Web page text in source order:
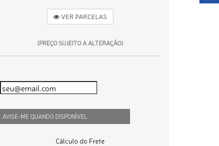
VER PARCELAS
(PREÇO SUJEITO A ALTERAÇÃO)
AVISE-ME QUANDO DISPONÍVEL
Cálculo do Frete